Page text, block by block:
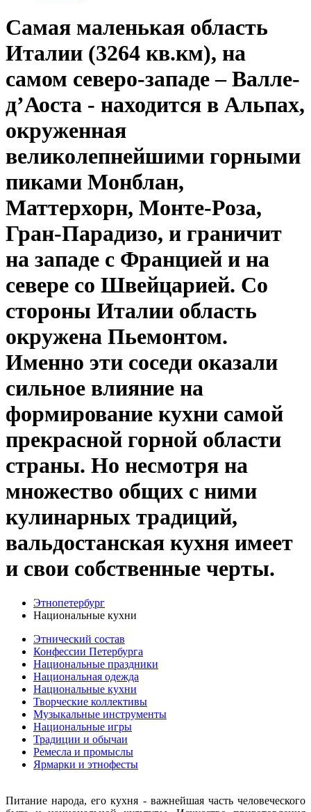
Самая маленькая область
Италии (3264 кв.км), на
самом северо-западе – Валле-
д’Аоста - находится в Альпах,
окруженная
великолепнейшими горными
пиками Монблан,
Маттерхорн, Монте-Роза,
Гран-Парадизо, и граничит
на западе с Францией и на
севере со Швейцарией. Со
стороны Италии область
окружена Пьемонтом.
Именно эти соседи оказали
сильное влияние на
формирование кухни самой
прекрасной горной области
страны. Но несмотря на
множество общих с ними
кулинарных традиций,
вальдостанская кухня имеет
и свои собственные черты.
Этнопетербург
Национальные кухни
Этнический состав
Конфессии Петербурга
Национальные праздники
Национальная одежда
Национальные кухни
Творческие коллективы
Музыкальные инструменты
Национальные игры
Традиции и обычаи
Ремесла и промыслы
Ярмарки и этнофесты
Питание народа, его кухня - важнейшая часть человеческого